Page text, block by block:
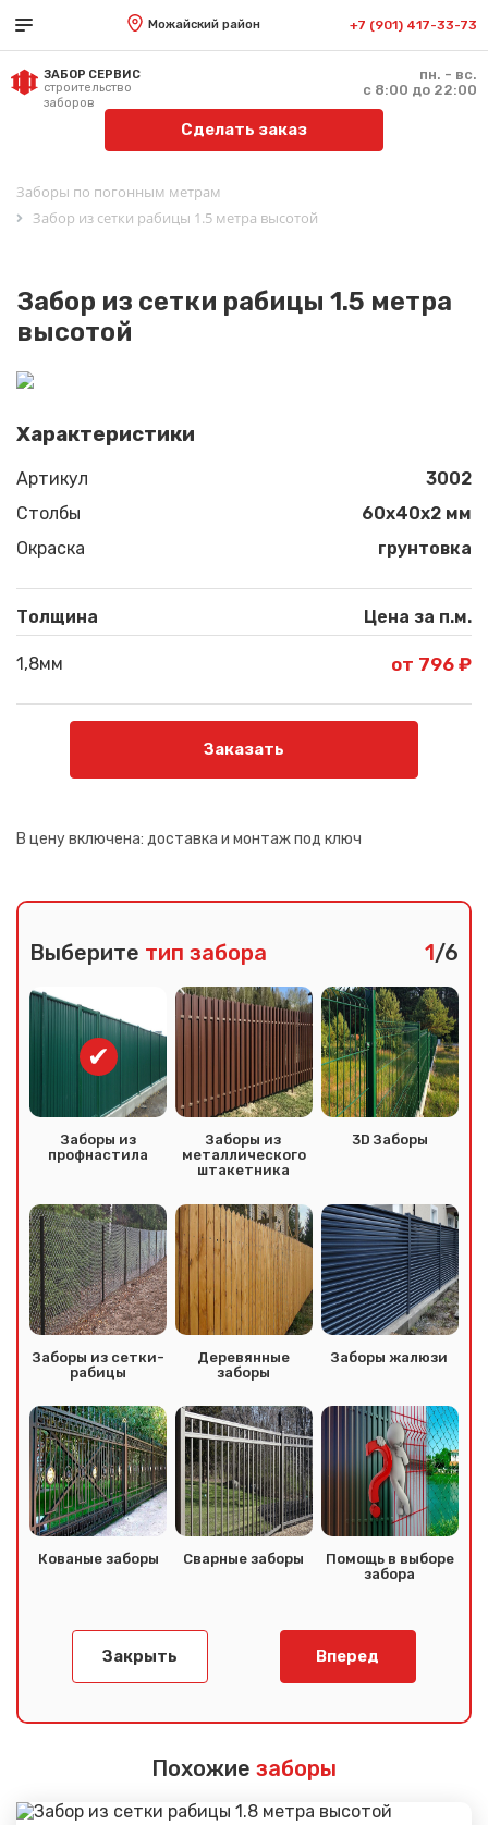
Можайский район +7 (901) 417-33-73
ЗАБОР СЕРВИС
строительство
заборов
пн. - вс.
с 8:00 до 22:00
Сделать заказ
Заборы по погонным метрам
Забор из сетки рабицы 1.5 метра высотой
Забор из сетки рабицы 1.5 метра
высотой
Характеристики
Артикул
3002
Столбы
60х40х2 мм
Окраска
грунтовка
Толщина Цена за п.м.
1,8мм от 796 ₽
Заказать
В цену включена: доставка и монтаж под ключ
Выберите тип забора 1/6
Заборы из
профнастила
Заборы из
металлического
штакетника
3D Заборы
Заборы из сетки-
рабицы
Деревянные
заборы
Заборы жалюзи
Кованые заборы Сварные заборы
Помощь в выборе
забора
Закрыть Вперед
Похожие заборы
Сообщение успешно